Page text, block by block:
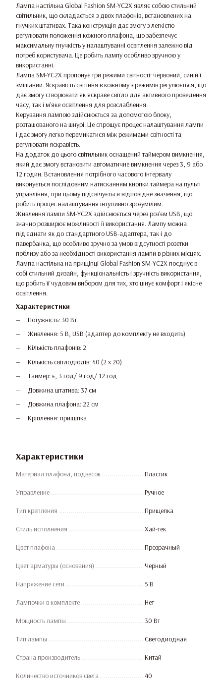
Лампа настільна Global Fashion SM-YC2X являє собою стильний
світильник, що складається з двох плафонів, встановлених на
гнучких штативах. Така конструкція дає змогу з легкістю
регулювати положення кожного плафона, що забезпечує
максимальну гнучкість у налаштуванні освітлення залежно від
потреб користувача. Це робить лампу особливо зручною у
використанні.
Лампа SM-YC2X пропонує три режими світності: червоний, синій і
змішаний. Яскравість світіння в кожному з режимів регулюється, що
дає змогу створювати як яскраве світло для активного проведення
часу, так і м'яке освітлення для розслаблення.
Керування лампою здійснюється за допомогою блоку,
розташованого на шнурі. Це спрощує процес налаштування лампи
і дає змогу легко перемикатися між режимами світності та
регулювати яскравість.
На додаток до цього світильник оснащений таймером вимкнення,
який дає змогу встановити автоматичне вимкнення через 3, 9 або
12 годин. Встановлення потрібного часового інтервалу
виконується послідовним натисканням кнопки таймера на пульті
управління, при цьому підсвічується відповідне значення, що
робить процес налаштування інтуїтивно зрозумілим.
Живлення лампи SM-YC2X здійснюється через роз'єм USB, що
значно розширює можливості її використання. Лампу можна
під'єднати як до стандартного USB-адаптера, так і до
павербанка, що особливо зручно за умов відсутності розетки
поблизу або за необхідності використання лампи в різних місцях.
Лампа настільна на прищіпці Global Fashion SM-YC2X поєднує в
собі стильний дизайн, функціональність і зручність використання,
що робить її чудовим вибором для тих, хто цінує комфорт і якісне
освітлення.
Характеристики
Потужність: 30 Вт
Живлення: 5 В, USB (адаптер до комплекту не входить)
Кількість плафонів: 2
Кількість світлодіодів: 40 (2 х 20)
Таймер: є, 3 год/ 9 год/ 12 год
Довжина штатива: 37 см
Довжина плафона: 22 см
Кріплення: прищіпка
Характеристики
Материал плафона, подвесок Пластик
Управление Ручное
Тип крепления Прищепка
Стиль исполнения Хай-тек
Цвет плафона Прозрачный
Цвет арматуры (основания) Черный
Напряжение сети 5 В
Лампочки в комплекте Нет
Мощность лампы 30 Вт
Тип лампы Светодиодная
Страна производитель Китай
Количество источников света 40